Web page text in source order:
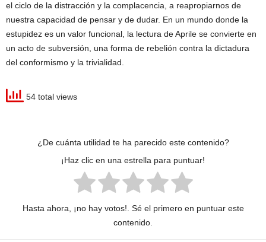
el ciclo de la distracción y la complacencia, a reapropiarnos de
nuestra capacidad de pensar y de dudar. En un mundo donde la
estupidez es un valor funcional, la lectura de Aprile se convierte en
un acto de subversión, una forma de rebelión contra la dictadura
del conformismo y la trivialidad.
54 total views
¿De cuánta utilidad te ha parecido este contenido?
¡Haz clic en una estrella para puntuar!
Hasta ahora, ¡no hay votos!. Sé el primero en puntuar este
contenido.